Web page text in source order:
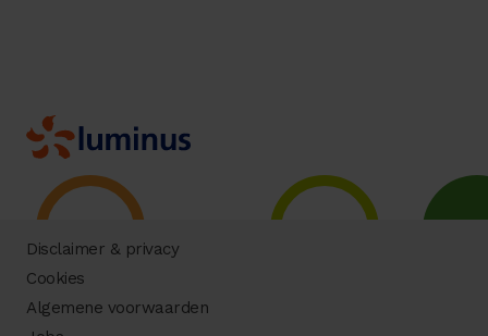
Disclaimer & privacy
Cookies
Algemene voorwaarden